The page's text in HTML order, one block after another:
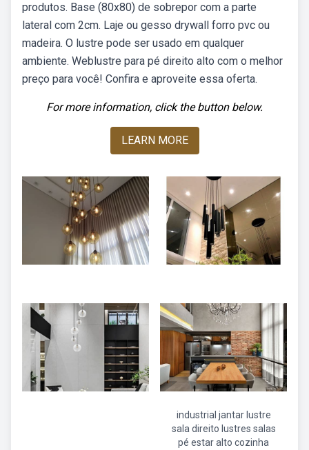
produtos. Base (80x80) de sobrepor com a parte
lateral com 2cm. Laje ou gesso drywall forro pvc ou
madeira. O lustre pode ser usado em qualquer
ambiente. Weblustre para pé direito alto com o melhor
preço para você! Confira e aproveite essa oferta.
For more information, click the button below.
LEARN MORE
industrial jantar lustre
sala direito lustres salas
pé estar alto cozinha